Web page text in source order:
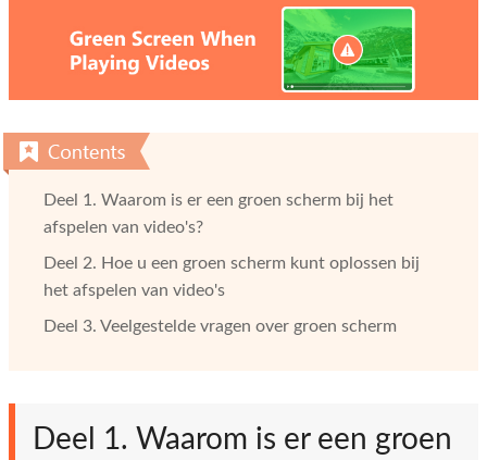
Deel 1. Waarom is er een groen scherm bij het
afspelen van video's?
Deel 2. Hoe u een groen scherm kunt oplossen bij
het afspelen van video's
Deel 3. Veelgestelde vragen over groen scherm
Deel 1. Waarom is er een groen